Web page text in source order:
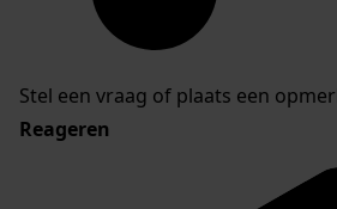
Stel een vraag of plaats een
Reageren